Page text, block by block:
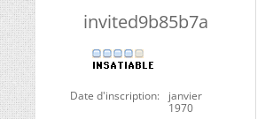
invited9b85b7a
Date d'inscription
janvier
1970